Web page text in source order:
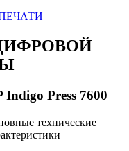
Indigo Press 7600
технические